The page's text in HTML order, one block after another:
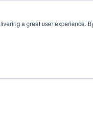
a great user experience.